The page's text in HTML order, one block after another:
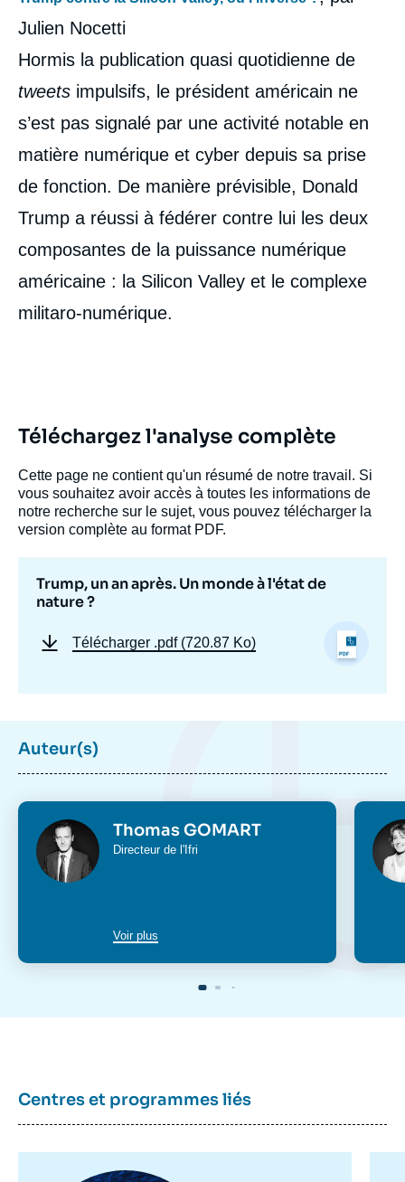
Julien Nocetti
Hormis la publication quasi quotidienne de
tweets impulsifs, le président américain ne
s’est pas signalé par une activité notable en
matière numérique et cyber depuis sa prise
de fonction. De manière prévisible, Donald
Trump a réussi à fédérer contre lui les deux
composantes de la puissance numérique
américaine : la Silicon Valley et le complexe
militaro-numérique.
Téléchargez l'analyse complète
Cette page ne contient qu'un résumé de notre travail. Si
vous souhaitez avoir accès à toutes les informations de
notre recherche sur le sujet, vous pouvez télécharger la
version complète au format PDF.
Trump, un an après. Un monde à l'état de
nature ?
Télécharger .pdf (720.87 Ko)
Auteur(s)
Photo Thomas GOMART
Intitulé
Directeur de l'Ifri
Voir plus
Centres et programmes liés